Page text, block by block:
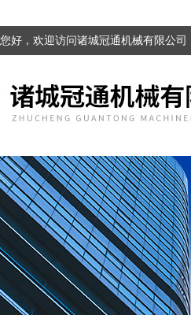
您好，欢迎访问诸城冠通机械有限公司